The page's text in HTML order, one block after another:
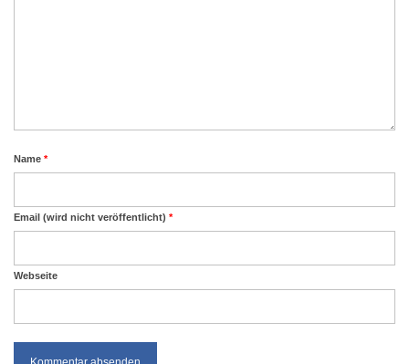
Name *
Email (wird nicht veröffentlicht) *
Webseite